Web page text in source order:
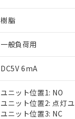
樹脂
一般負荷用
DC5V 6mA
ユニット位置1: NO
ユニット位置2: 点灯
ユニット位置3: NC